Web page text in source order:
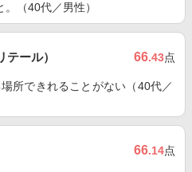
（40代／男性）
ール） 66.43点
所できれることがない（40代／
66.14点